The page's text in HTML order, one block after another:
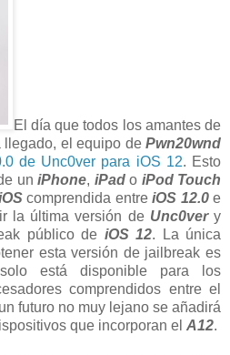
El día que todos los amantes de
llegado, el equipo de Pwn20wnd
de Unc0ver para iOS 12. Esto
un iPhone, iPad o iPod Touch
comprendida entreiOS 12.0 e
la última versión de Unc0very
público de iOS 12. La única
esta versión de jailbreak es
está disponible para los
comprendidos entre el
futuro no muy lejano se añadirá
que incorporan el A12.